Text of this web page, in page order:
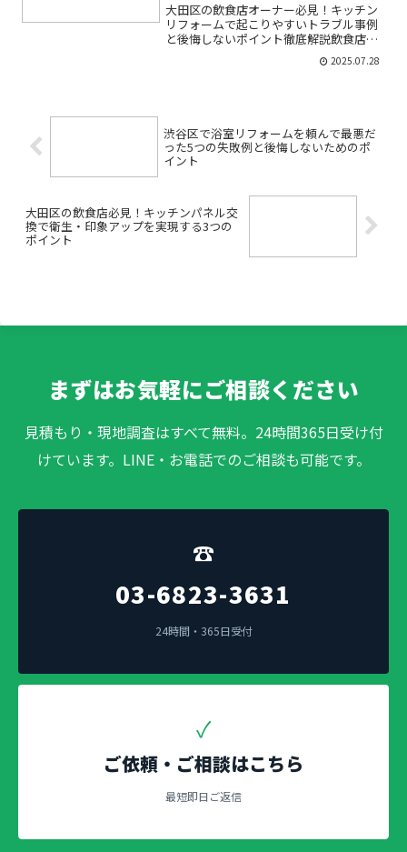
大田区の飲食店オーナー必見！キッチン
リフォームで起こりやすいトラブル事例
と後悔しないポイント徹底解説飲食店を
経営するうえで、キッチンのリフォーム
や厨房改装は避けられない大きな決断で
2025.07.28
渋谷区で浴室リフォームを頼んで最悪だ
った5つの失敗例と後悔しないためのポ
イント
大田区の飲食店必見！キッチンパネル交
換で衛生・印象アップを実現する3つの
ポイント
まずはお気軽にご相談ください
見積もり・現地調査はすべて無料。24時間365日受け付
けています。LINE・お電話でのご相談も可能です。
☎
03-6823-3631
24時間・365日受付
✓
ご依頼・ご相談はこちら
最短即日ご返信